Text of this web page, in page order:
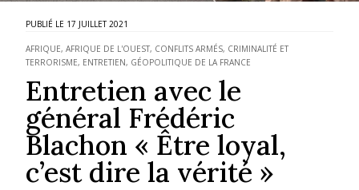
17 JUILLET 2021
AFRIQUE,AFRIQUE DE L'OUEST, CONFLITS ARMÉS, CRIMINALITÉ ET
TERRORISME, ENTRETIEN, GÉOPOLITIQUE DE LA FRANCE
Entretien avec le
général Frédéric
Blachon « Être loyal,
c’est dire la vérité »